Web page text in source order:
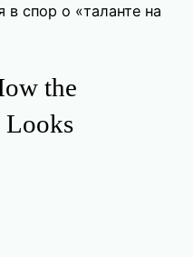
в спор о «таланте на
the
Looks